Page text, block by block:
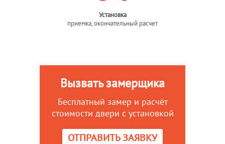
Установка
приемка, окончательный расчет
Вызвать замерщика
Бесплатный замер и расчёт
стоимости двери с установкой
ОТПРАВИТЬ ЗАЯВКУ